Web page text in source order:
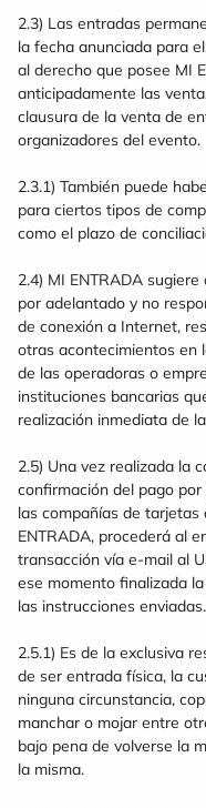
2.3) Las entradas
la fecha anunciada para
al derecho que posee MI
anticipadamente las
clausura de la venta de
organizadores del evento.
2.3.1) También puede
para ciertos tipos de
como el plazo de
2.4) MI ENTRADA
por adelantado y no
de conexión a Internet,
otras acontecimientos en
de las operadoras o
instituciones bancarias
realización inmediata de
2.5) Una vez realizada la
confirmación del pago
las compañías de tarjetas
ENTRADA, procederá al
transacción vía e-mail al
ese momento finalizada
las instrucciones enviadas.
2.5.1) Es de la exclusiva
de ser entrada física, la
ninguna circunstancia,
manchar o mojar entre
bajo pena de volverse la
la misma.